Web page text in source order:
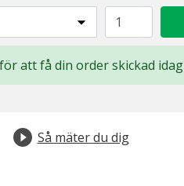
att få din order skickad idag
Så mäter du dig